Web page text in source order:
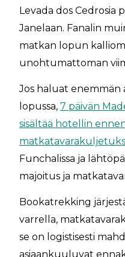
Levada dos Cedrosia
Janelaan. Fanalin
matkan lopun
unohtumattoman
Jos haluat enemmän
lopussa, 7 päivän
sisältää hotellin
Funchalissa ja
majoitus ja
Bookatrekking
varrella,
se on logistisesti
asiaankuuluvat